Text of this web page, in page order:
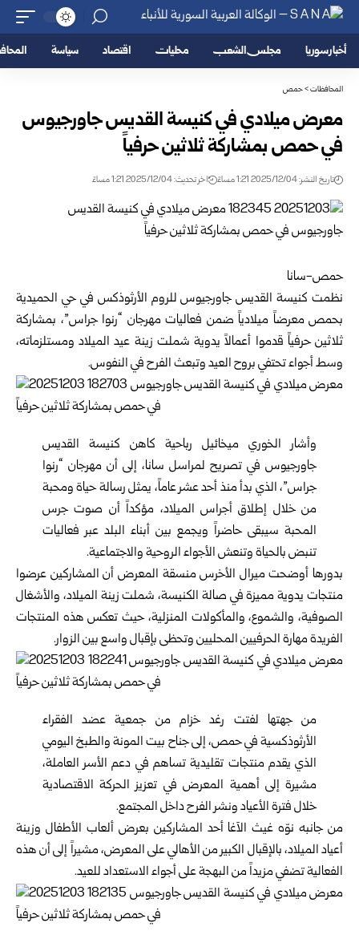
أخبار سوريا مجلس الشعب محليات اقتصاد سياسة
المحافظات>حمص
معرض ميلادي في كنيسة القديس جاورجيوس
في حمص بمشاركة ثلاثين حرفياً
تاريخ النشر: 2025/12/04 1:21 مساءً اخر تحديث: 2025/12/04 1:21 مساءً
حمص-سانا
نظمت كنيسة القديس جاورجيوس للروم الأرثوذكس في حي الحميدية
بحمص معرضاً ميلادياً ضمن فعاليات مهرجان “رنوا جراس”، بمشاركة
ثلاثين حرفياً قدموا أعمالاً يدوية شملت زينة عيد الميلاد ومستلزماته،
وسط أجواء تحتفي بروح العيد وتبعث الفرح في النفوس.
وأشار الخوري ميخائيل رباحية كاهن كنيسة القديس
جاورجيوس في تصريح لمراسل سانا، إلى أن مهرجان “رنوا
جراس”، الذي بدأ منذ أحد عشر عاماً، يمثل رسالة حياة ومحبة
من خلال إطلاق أجراس الميلاد، مؤكداً أن صوت جرس
المحبة سيبقى حاضراً ويجمع بين أبناء البلد عبر فعاليات
تنبض بالحياة وتنعش الأجواء الروحية والاجتماعية.
بدورها أوضحت ميرال الأخرس منسقة المعرض أن المشاركين عرضوا
منتجات يدوية مميزة في صالة الكنيسة، شملت زينة الميلاد، والأشغال
الصوفية، والشموع، والمأكولات المنزلية، حيث تعكس هذه المنتجات
الفريدة مهارة الحرفيين المحليين وتحظى بإقبال واسع بين الزوار.
من جهتها لفتت رغد خزام من جمعية عضد الفقراء
الأرثوذكسية في حمص، إلى جناح بيت المونة والطبخ اليومي
الذي يقدم منتجات تقليدية تساهم في دعم الأسر العاملة،
مشيرة إلى أهمية المعرض في تعزيز الحركة الاقتصادية
خلال فترة الأعياد ونشر الفرح داخل المجتمع.
من جانبه نوّه غيث الآغا أحد المشاركين بعرض ألعاب الأطفال وزينة
أعياد الميلاد، بالإقبال الكبير من الأهالي على المعرض، مشيراً إلى أن هذه
الفعالية تضفي مزيداً من البهجة على أجواء الاستعداد للعيد.